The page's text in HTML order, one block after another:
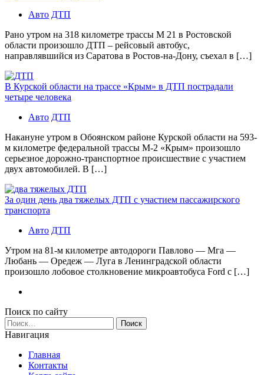
Авто ДТП
Рано утром на 318 километре трассы М 21 в Ростовской
области произошло ДТП – рейсовый автобус,
направлявшийся из Саратова в Ростов-на-Дону, съехал в […]
В Курской области на трассе «Крым» в ДТП пострадали
четыре человека
Авто ДТП
Накануне утром в Обоянском районе Курской области на 593-
м километре федеральной трассы М-2 «Крым» произошло
серьезное дорожно-транспортное происшествие с участием
двух автомобилей. В […]
За один день два тяжелых ДТП с участием пассажирского
транспорта
Авто ДТП
Утром на 81-м километре автодороги Павлово — Мга —
Любань — Оредеж — Луга в Ленинградской области
произошло лобовое столкновение микроавтобуса Ford с […]
Поиск по сайту
Найти:
Навигация
Главная
Контакты